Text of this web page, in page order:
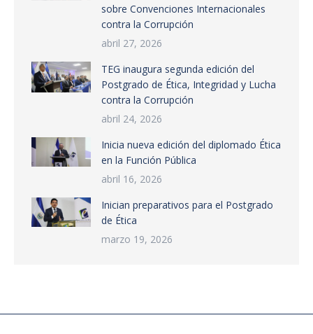
sobre Convenciones Internacionales
contra la Corrupción
abril 27, 2026
TEG inaugura segunda edición del
Postgrado de Ética, Integridad y Lucha
contra la Corrupción
abril 24, 2026
Inicia nueva edición del diplomado Ética
en la Función Pública
abril 16, 2026
Inician preparativos para el Postgrado
de Ética
marzo 19, 2026